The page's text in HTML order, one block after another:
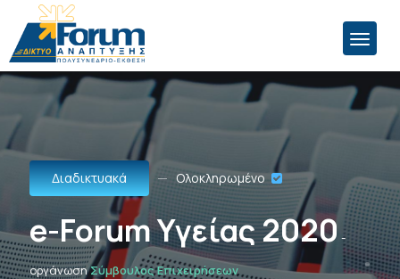
Διαδικτυακά Ολοκληρωμένο
e-Forum Υγείας 2020-
οργάνωσηΣύμβουλος Επιχειρήσεων